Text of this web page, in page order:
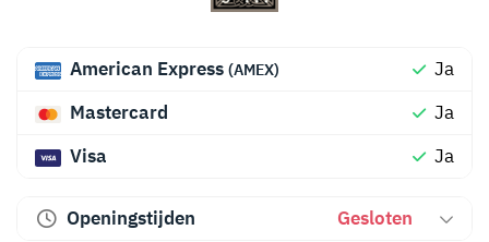
American Express (AMEX)
Ja
Mastercard
Ja
Visa
Ja
Openingstijden Gesloten